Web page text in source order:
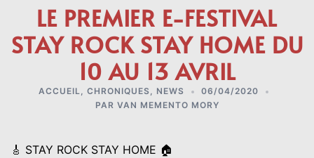
LE PREMIER E-FESTIVAL
STAY ROCK STAY HOME DU
10 AU 13 AVRIL
ACCUEIL, CHRONIQUES , NEWS
06/04/2020
PAR VAN MEMENTO MORY
🎸 STAY ROCK STAY HOME 🏠